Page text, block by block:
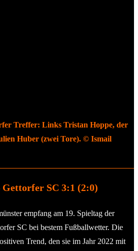
Treffer: Links Tristan Hoppe, der
Huber (zwei Tore). © Ismail
Gettorfer SC 3:1 (2:0)
empfang am 19. Spieltag der
SC bei bestem Fußballwetter. Die
Trend, den sie im Jahr 2022 mit